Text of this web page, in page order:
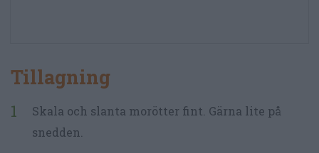
Tillagning
Skala och slanta morötter fint. Gärna lite på
snedden.